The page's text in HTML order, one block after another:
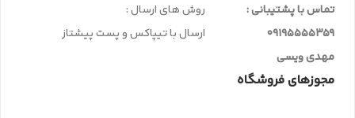
تماس با پشتیبانی :
09195555359
مهدی ویسی
روش های ارسال :
ارسال با تیپاکس و پست پیشتاز
مجوزهای فروشگاه